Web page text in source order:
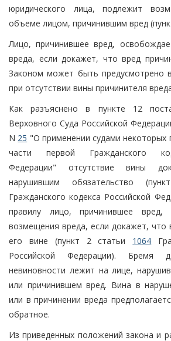
юридического лица, подлежит
объеме лицом, причинившим вред
Лицо, причинившее вред,
вреда, если докажет, что вред
Законом может быть предусмотрено
при отсутствии вины причинителя
Как разъяснено в пункте 12
Верховного Суда Российской
N 25 "О применении судами некоторых
части первой Гражданского
Федерации" отсутствие вины
нарушившим обязательство
Гражданского кодекса Российской
правилу лицо, причинившее вред,
возмещения вреда, если докажет, что
его вине (пункт 2 статьи 1064
Российской Федерации). Бремя
невиновности лежит на лице,
или причинившем вред. Вина в
или в причинении вреда
обратное.
Из приведенных положений закона и